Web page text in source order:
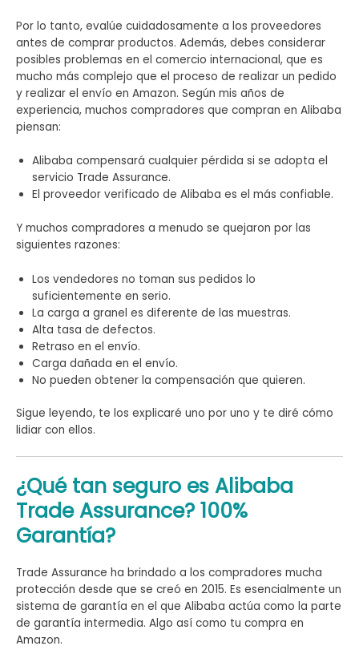
Por lo tanto, evalúe cuidadosamente a los proveedores
antes de comprar productos. Además, debes considerar
posibles problemas en el comercio internacional, que es
mucho más complejo que el proceso de realizar un pedido
y realizar el envío en Amazon. Según mis años de
experiencia, muchos compradores que compran en Alibaba
piensan:
Alibaba compensará cualquier pérdida si se adopta el
servicio Trade Assurance.
El proveedor verificado de Alibaba es el más confiable.
Y muchos compradores a menudo se quejaron por las
siguientes razones:
Los vendedores no toman sus pedidos lo
suficientemente en serio.
La carga a granel es diferente de las muestras.
Alta tasa de defectos.
Retraso en el envío.
Carga dañada en el envío.
No pueden obtener la compensación que quieren.
Sigue leyendo, te los explicaré uno por uno y te diré cómo
lidiar con ellos.
¿Qué tan seguro es Alibaba
Trade Assurance? 100%
Garantía?
Trade Assurance ha brindado a los compradores mucha
protección desde que se creó en 2015. Es esencialmente un
sistema de garantía en el que Alibaba actúa como la parte
de garantía intermedia. Algo así como tu compra en
Amazon.